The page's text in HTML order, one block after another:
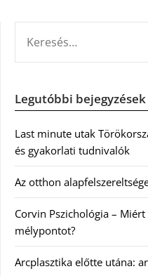
Legutóbbi bejegyzések
Last minute utak
és gyakorlati tudnivalók
Az otthon
Corvin Pszichológia –
mélypontot?
Arcplasztika előtte utána: